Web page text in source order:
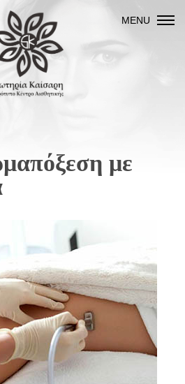
MENU
με